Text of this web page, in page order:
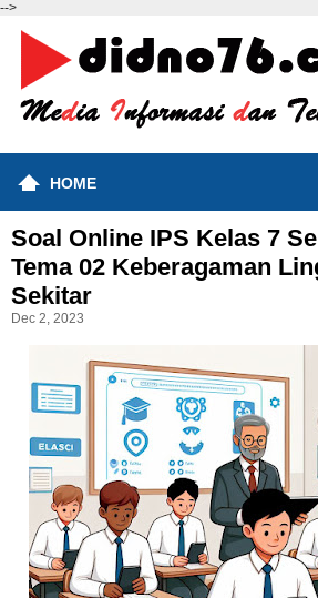
-->
HOME
Soal Online IPS Kelas 7
Tema 02 Keberagaman
Sekitar
Dec 2, 2023